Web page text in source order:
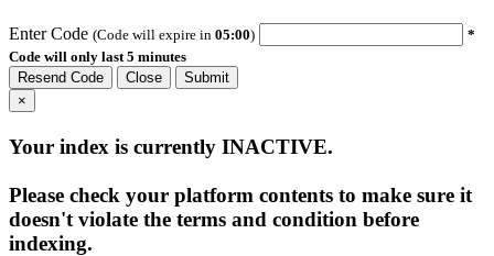
Enter Code (Code will expire in 05:00)
*
Code will only last 5 minutes
Resend Code
Close
Submit
×
Your index is currently INACTIVE.
Please check your platform contents to make sure it
doesn't violate the terms and condition before
indexing.